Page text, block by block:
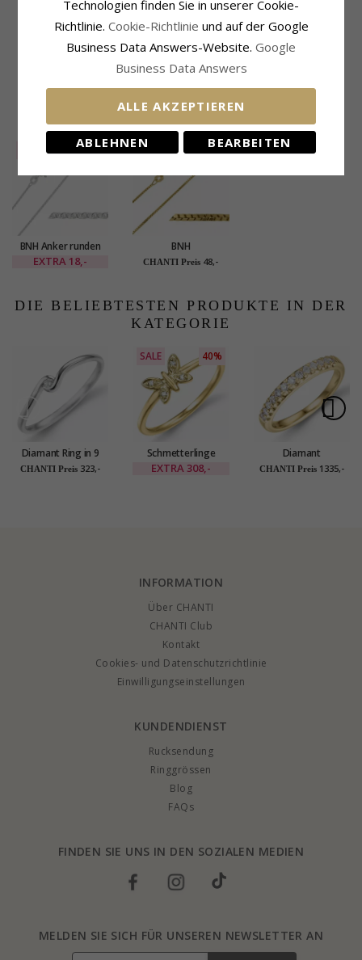
0,12
Tiefe:4,3 mm
4-5 Werktage
25%
BNH Anker runden
Halskette aus Silber
EXTRA 18,-
BNH
Veneziahalskette aus
1,0 mm
CHANTI Preis 48,-
DIE BELIEBTESTEN PRODUKTE IN DER
KATEGORIE
Diamant Ring in 9
Karat Weißgold 0,02
CHANTI Preis 323,-
SALE 40%
Schmetterlinge
diamant ring in 9
EXTRA308,-
Diamant
memoirering in 14
CHANTI Preis 1335,-
INFORMATION
Über CHANTI
CHANTI Club
Kontakt
Cookies- und Datenschutzrichtlinie
Einwilligungseinstellungen
KUNDENDIENST
Rucksendung
Ringgrössen
Blog
FAQs
FINDEN SIE UNS IN DEN SOZIALEN MEDIEN
MELDEN SIE SICH FÜR UNSEREN NEWSLETTER AN
Technologien finden Sie in unserer Cookie-
Richtlinie. Cookie-Richtlinie und auf der Google
Business Data Answers-Website. Google
Business Data Answers
ALLE AKZEPTIEREN
ABLEHNEN BEARBEITEN